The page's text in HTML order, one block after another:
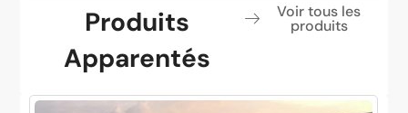
Produits
Apparentés
Voir tous les
produits